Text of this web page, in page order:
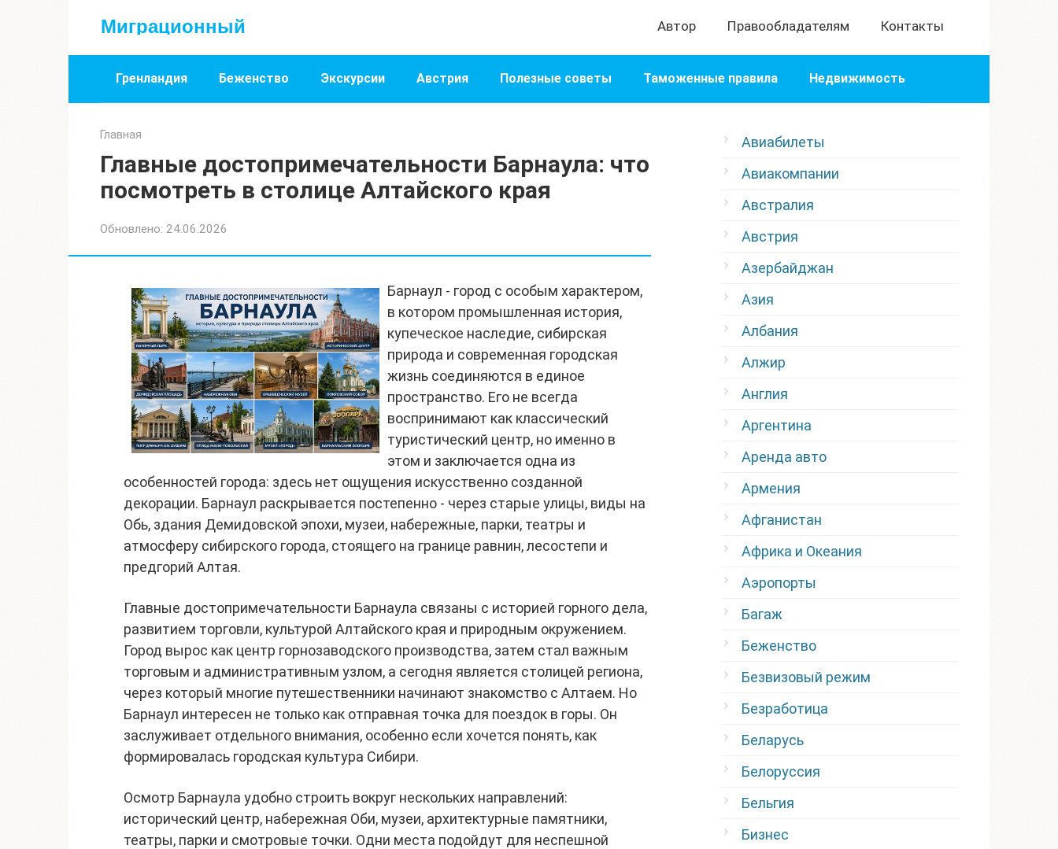
Миграционный Автор Правообладателям Контакты
Гренландия Беженство Экскурсии Австрия Полезные советы Таможенные правила Недвижимость
Главная
Главные достопримечательности Барнаула: что
посмотреть в столице Алтайского края
Обновлено: 24.06.2026
Барнаул - город с особым характером,
в котором промышленная история,
купеческое наследие, сибирская
природа и современная городская
жизнь соединяются в единое
пространство. Его не всегда
воспринимают как классический
туристический центр, но именно в
этом и заключается одна из
особенностей города: здесь нет ощущения искусственно созданной
декорации. Барнаул раскрывается постепенно - через старые улицы, виды на
Обь, здания Демидовской эпохи, музеи, набережные, парки, театры и
атмосферу сибирского города, стоящего на границе равнин, лесостепи и
предгорий Алтая.
Главные достопримечательности Барнаула связаны с историей горного дела,
развитием торговли, культурой Алтайского края и природным окружением.
Город вырос как центр горнозаводского производства, затем стал важным
торговым и административным узлом, а сегодня является столицей региона,
через который многие путешественники начинают знакомство с Алтаем. Но
Барнаул интересен не только как отправная точка для поездок в горы. Он
заслуживает отдельного внимания, особенно если хочется понять, как
формировалась городская культура Сибири.
Осмотр Барнаула удобно строить вокруг нескольких направлений:
исторический центр, набережная Оби, музеи, архитектурные памятники,
театры, парки и смотровые точки. Одни места подойдут для неспешной
Авиабилеты
Авиакомпании
Австралия
Австрия
Азербайджан
Азия
Албания
Алжир
Англия
Аргентина
Аренда авто
Армения
Афганистан
Африка и Океания
Аэропорты
Багаж
Беженство
Безвизовый режим
Безработица
Беларусь
Белоруссия
Бельгия
Бизнес